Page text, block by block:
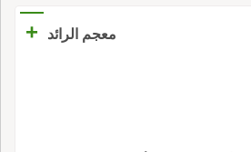
معجم الرائد +